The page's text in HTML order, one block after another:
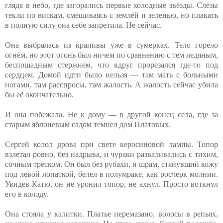
глядя в небо, где загорались первые холодные звёзды. Слёзы
текли по вискам, смешиваясь с землёй и зеленью, но плакать
в полную силу она себе запретила. Не сейчас.
Она выбралась из крапивы уже в сумерках. Тело горело
огнём, но этот огонь был ничем по сравнению с тем ледяным,
беспощадным стержнем, что вдруг прорезался где-то под
сердцем. Домой идти было нельзя — там мать с больными
ногами, там расспросы, там жалость. А жалость сейчас убила
бы её окончательно.
И она побежала. Не к дому — в другой конец села, где за
старым яблоневым садом темнел дом Платовых.
Сергей колол дрова при свете керосиновой лампы. Топор
взлетал ровно, без надрыва, и чураки разваливались с тихим,
сочным треском. Он был без рубахи, и шрам, стянувший кожу
под левой лопаткой, белел в полумраке, как росчерк молнии.
Увидев Катю, он не уронил топор, не ахнул. Просто воткнул
его в колоду.
Она стояла у калитки. Платье перемазано, волосы в репьях,